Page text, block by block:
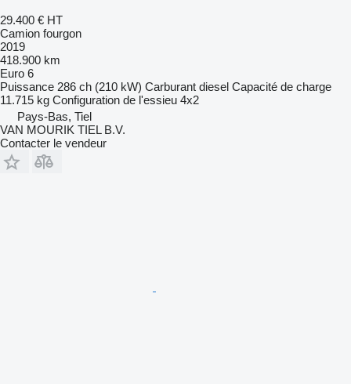
29.400 € HT
Camion fourgon
2019
418.900 km
Euro 6
Puissance 286 ch (210 kW) Carburant diesel Capacité de charge
11.715 kg Configuration de l'essieu 4x2
Pays-Bas, Tiel
VAN MOURIK TIEL B.V.
Contacter le vendeur